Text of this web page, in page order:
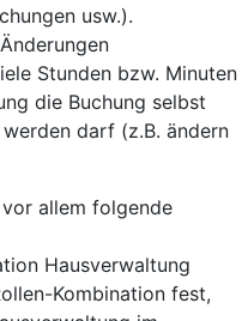
usw.).
Stunden bzw. Minuten
die Buchung selbst
darf (z.B. ändern
allem folgende
Hausverwaltung
Kombination fest,